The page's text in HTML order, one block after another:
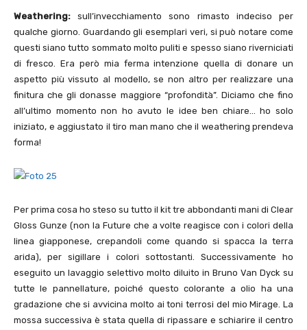
Weathering: sull’invecchiamento sono rimasto indeciso per
qualche giorno. Guardando gli esemplari veri, si può notare come
questi siano tutto sommato molto puliti e spesso siano riverniciati
di fresco. Era però mia ferma intenzione quella di donare un
aspetto più vissuto al modello, se non altro per realizzare una
finitura che gli donasse maggiore “profondità”. Diciamo che fino
all’ultimo momento non ho avuto le idee ben chiare… ho solo
iniziato, e aggiustato il tiro man mano che il weathering prendeva
forma!
Per prima cosa ho steso su tutto il kit tre abbondanti mani di Clear
Gloss Gunze (non la Future che a volte reagisce con i colori della
linea giapponese, crepandoli come quando si spacca la terra
arida), per sigillare i colori sottostanti. Successivamente ho
eseguito un lavaggio selettivo molto diluito in Bruno Van Dyck su
tutte le pannellature, poiché questo colorante a olio ha una
gradazione che si avvicina molto ai toni terrosi del mio Mirage. La
mossa successiva è stata quella di ripassare e schiarire il centro